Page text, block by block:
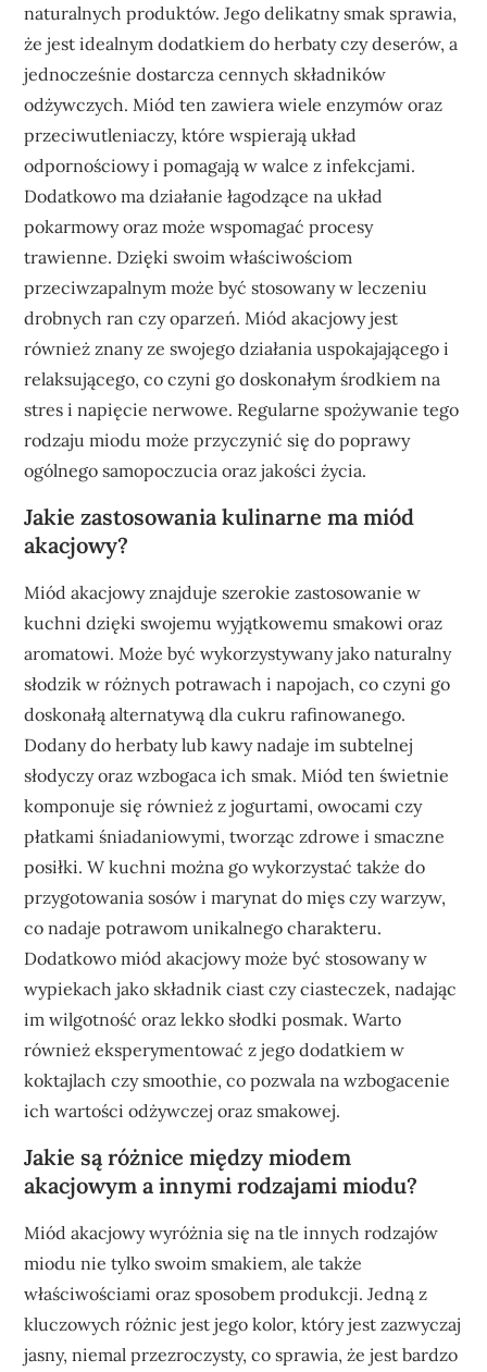
naturalnych produktów. Jego delikatny smak sprawia,
że jest idealnym dodatkiem do herbaty czy deserów, a
jednocześnie dostarcza cennych składników
odżywczych. Miód ten zawiera wiele enzymów oraz
przeciwutleniaczy, które wspierają układ
odpornościowy i pomagają w walce z infekcjami.
Dodatkowo ma działanie łagodzące na układ
pokarmowy oraz może wspomagać procesy
trawienne. Dzięki swoim właściwościom
przeciwzapalnym może być stosowany w leczeniu
drobnych ran czy oparzeń. Miód akacjowy jest
również znany ze swojego działania uspokajającego i
relaksującego, co czyni go doskonałym środkiem na
stres i napięcie nerwowe. Regularne spożywanie tego
rodzaju miodu może przyczynić się do poprawy
ogólnego samopoczucia oraz jakości życia.
Jakie zastosowania kulinarne ma miód
akacjowy?
Miód akacjowy znajduje szerokie zastosowanie w
kuchni dzięki swojemu wyjątkowemu smakowi oraz
aromatowi. Może być wykorzystywany jako naturalny
słodzik w różnych potrawach i napojach, co czyni go
doskonałą alternatywą dla cukru rafinowanego.
Dodany do herbaty lub kawy nadaje im subtelnej
słodyczy oraz wzbogaca ich smak. Miód ten świetnie
komponuje się również z jogurtami, owocami czy
płatkami śniadaniowymi, tworząc zdrowe i smaczne
posiłki. W kuchni można go wykorzystać także do
przygotowania sosów i marynat do mięs czy warzyw,
co nadaje potrawom unikalnego charakteru.
Dodatkowo miód akacjowy może być stosowany w
wypiekach jako składnik ciast czy ciasteczek, nadając
im wilgotność oraz lekko słodki posmak. Warto
również eksperymentować z jego dodatkiem w
koktajlach czy smoothie, co pozwala na wzbogacenie
ich wartości odżywczej oraz smakowej.
Jakie są różnice między miodem
akacjowym a innymi rodzajami miodu?
Miód akacjowy wyróżnia się na tle innych rodzajów
miodu nie tylko swoim smakiem, ale także
właściwościami oraz sposobem produkcji. Jedną z
kluczowych różnic jest jego kolor, który jest zazwyczaj
jasny, niemal przezroczysty, co sprawia, że jest bardzo